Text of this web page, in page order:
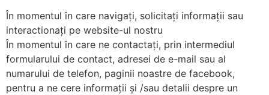
În momentul în care navigați, solicitați informații sau
interactionați pe website-ul nostru
În momentul în care ne contactați, prin intermediul
formularului de contact, adresei de e-mail sau al
numarului de telefon, paginii noastre de facebook,
pentru a ne cere informații și /sau detalii despre un